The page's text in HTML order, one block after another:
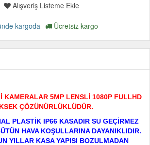
Alışveriş Listeme Ekle
kargoda Ücretsiz kargo
KAMERALAR 5MP LENSLİ 1080P FULLHD
ÇÖZÜNÜRLÜKLÜDÜR.
PLASTİK IP66 KASADIR SU GEÇİRMEZ
HAVA KOŞULLARINA DAYANIKLIDIR.
YILLAR KASA YAPISI BOZULMADAN